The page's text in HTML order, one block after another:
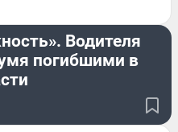
Водителя
погибшими в